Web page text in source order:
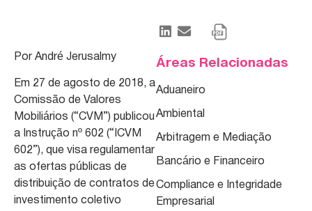
Por André Jerusalmy
Em 27 de agosto de 2018, a
Comissão de Valores
Mobiliários (“CVM”) publicou
a Instrução nº 602 (“ICVM
602”), que visa regulamentar
as ofertas públicas de
distribuição de contratos de
investimento coletivo
Áreas Relacionadas
Aduaneiro
Ambiental
Arbitragem e Mediação
Bancário e Financeiro
Compliance e Integridade
Empresarial